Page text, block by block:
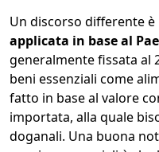
Un discorso differente è
applicata in base al
generalmente fissata al
beni essenziali come
fatto in base al valore
importata, alla quale
doganali. Una buona